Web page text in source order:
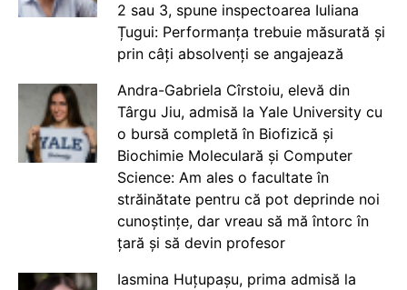
2 sau 3, spune inspectoarea Iuliana
Țugui: Performanța trebuie măsurată și
prin câți absolvenți se angajează
Andra-Gabriela Cîrstoiu, elevă din
Târgu Jiu, admisă la Yale University cu
o bursă completă în Biofizică și
Biochimie Moleculară și Computer
Science: Am ales o facultate în
străinătate pentru că pot deprinde noi
cunoștințe, dar vreau să mă întorc în
țară și să devin profesor
Iasmina Huțupașu, prima admisă la